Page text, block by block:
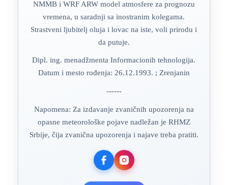
NMMB i WRF ARW model atmosfere za prognozu
vremena, u saradnji sa inostranim kolegama.
Strastveni ljubitelj oluja i lovac na iste, voli prirodu i
da putuje.
Dipl. ing. menadžmenta Informacionih tehnologija.
Datum i mesto rođenja: 26.12.1993. ; Zrenjanin
------
Napomena: Za izdavanje zvaničnih upozorenja na
opasne meteorološke pojave nadležan je RHMZ
Srbije, čija zvanična upozorenja i najave treba pratiti.